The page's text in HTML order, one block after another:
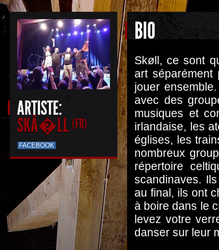
ARTISTE:
SKÃ�LL (FR)
FACEBOOK
BIO
Skøll, ce sont
art
jouer
avec des
musiques et
irlandaise, les
églises, les
nombreux
répertoire
scandinaves.
au final, ils ont
à boire dans le
levez votre
danser sur leur